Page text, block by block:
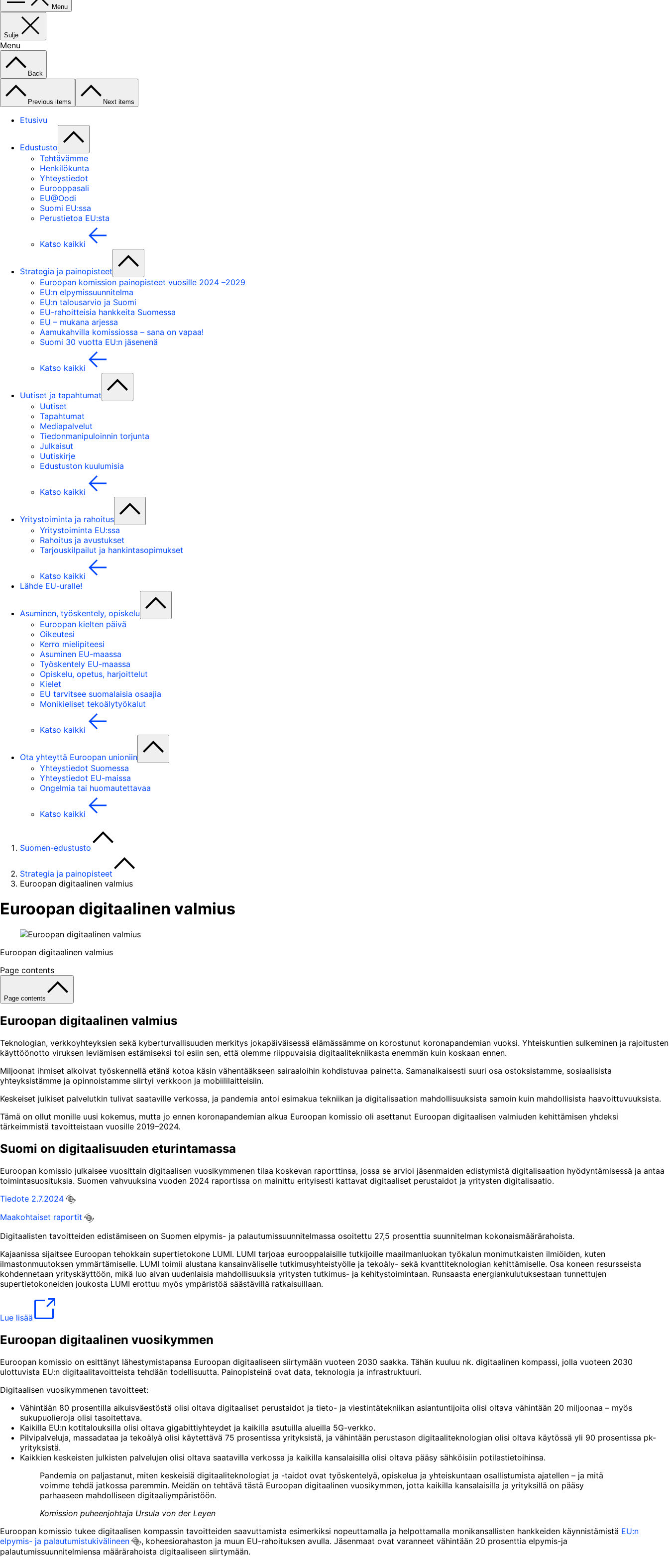
Menu
Sulje
Menu
Back
Previous items Next items
Etusivu
Edustusto
Tehtävämme
Henkilökunta
Yhteystiedot
Eurooppasali
EU@Oodi
Suomi EU:ssa
Perustietoa EU:sta
Katso kaikki
Strategia ja painopisteet
Euroopan komission painopisteet vuosille 2024 –2029
EU:n elpymissuunnitelma
EU:n talousarvio ja Suomi
EU-rahoitteisia hankkeita Suomessa
EU – mukana arjessa
Aamukahvilla komissiossa – sana on vapaa!
Suomi 30 vuotta EU:n jäsenenä
Katso kaikki
Uutiset ja tapahtumat
Uutiset
Tapahtumat
Mediapalvelut
Tiedonmanipuloinnin torjunta
Julkaisut
Uutiskirje
Edustuston kuulumisia
Katso kaikki
Yritystoiminta ja rahoitus
Yritystoiminta EU:ssa
Rahoitus ja avustukset
Tarjouskilpailut ja hankintasopimukset
Katso kaikki
Lähde EU-uralle!
Asuminen, työskentely, opiskelu
Euroopan kielten päivä
Oikeutesi
Kerro mielipiteesi
Asuminen EU-maassa
Työskentely EU-maassa
Opiskelu, opetus, harjoittelut
Kielet
EU tarvitsee suomalaisia osaajia
Monikieliset tekoälytyökalut
Katso kaikki
Ota yhteyttä Euroopan unioniin
Yhteystiedot Suomessa
Yhteystiedot EU-maissa
Ongelmia tai huomautettavaa
Katso kaikki
Suomen-edustusto
Strategia ja painopisteet
Euroopan digitaalinen valmius
Euroopan digitaalinen valmius
Euroopan digitaalinen valmius
Page contents
Page contents
Euroopan digitaalinen valmius
Teknologian, verkkoyhteyksien sekä kyberturvallisuuden merkitys jokapäiväisessä elämässämme on korostunut koronapandemian vuoksi. Yhteiskuntien sulkeminen ja rajoitusten
käyttöönotto viruksen leviämisen estämiseksi toi esiin sen, että olemme riippuvaisia digitaalitekniikasta enemmän kuin koskaan ennen.
Miljoonat ihmiset alkoivat työskennellä etänä kotoa käsin vähentääkseen sairaaloihin kohdistuvaa painetta. Samanaikaisesti suuri osa ostoksistamme, sosiaalisista
yhteyksistämme ja opinnoistamme siirtyi verkkoon ja mobiililaitteisiin.
Keskeiset julkiset palvelutkin tulivat saataville verkossa, ja pandemia antoi esimakua tekniikan ja digitalisaation mahdollisuuksista samoin kuin mahdollisista haavoittuvuuksista.
Tämä on ollut monille uusi kokemus, mutta jo ennen koronapandemian alkua Euroopan komissio oli asettanut Euroopan digitaalisen valmiuden kehittämisen yhdeksi
tärkeimmistä tavoitteistaan ​​vuosille 2019–2024.
Suomi on digitaalisuuden eturintamassa
Euroopan komissio julkaisee vuosittain digitaalisen vuosikymmenen tilaa koskevan raporttinsa, jossa se arvioi jäsenmaiden edistymistä digitalisaation hyödyntämisessä ja antaa
toimintasuosituksia. Suomen vahvuuksina vuoden 2024 raportissa on mainittu erityisesti kattavat digitaaliset perustaidot ja yritysten digitalisaatio.
Tiedote 2.7.2024
Maakohtaiset raportit
Digitaalisten tavoitteiden edistämiseen on Suomen elpymis- ja palautumissuunnitelmassa osoitettu 27,5 prosenttia suunnitelman kokonaismäärärahoista.
Kajaanissa sijaitsee Euroopan tehokkain supertietokone LUMI. LUMI tarjoaa eurooppalaisille tutkijoille maailmanluokan työkalun monimutkaisten ilmiöiden, kuten
ilmastonmuutoksen ymmärtämiselle. LUMI toimii alustana kansainväliselle tutkimusyhteistyölle ja tekoäly- sekä kvanttiteknologian kehittämiselle. Osa koneen resursseista
kohdennetaan yrityskäyttöön, mikä luo aivan uudenlaisia mahdollisuuksia yritysten tutkimus- ja kehitystoimintaan. Runsaasta energiankulutuksestaan tunnettujen
supertietokoneiden joukosta LUMI erottuu myös ympäristöä säästävillä ratkaisuillaan.
Lue lisää
Euroopan digitaalinen vuosikymmen
Euroopan komissio on esittänyt lähestymistapansa Euroopan digitaaliseen siirtymään vuoteen 2030 saakka. Tähän kuuluu nk. digitaalinen kompassi, jolla vuoteen 2030
ulottuvista EU:n digitaalitavoitteista tehdään todellisuutta. Painopisteinä ovat data, teknologia ja infrastruktuuri.
Digitaalisen vuosikymmenen tavoitteet:
Vähintään 80 prosentilla aikuisväestöstä olisi oltava digitaaliset perustaidot ja tieto- ja viestintätekniikan asiantuntijoita olisi oltava vähintään 20 miljoonaa – myös
sukupuolieroja olisi tasoitettava.
Kaikilla EU:n kotitalouksilla olisi oltava gigabittiyhteydet ja kaikilla asutuilla alueilla 5G-verkko.
Pilvipalveluja, massadataa ja tekoälyä olisi käytettävä 75 prosentissa yrityksistä, ja vähintään perustason digitaaliteknologian olisi oltava käytössä yli 90 prosentissa pk-
yrityksistä.
Kaikkien keskeisten julkisten palvelujen olisi oltava saatavilla verkossa ja kaikilla kansalaisilla olisi oltava pääsy sähköisiin potilastietoihinsa.
Pandemia on paljastanut, miten keskeisiä digitaaliteknologiat ja -taidot ovat työskentelyä, opiskelua ja yhteiskuntaan osallistumista ajatellen – ja mitä
voimme tehdä jatkossa paremmin. Meidän on tehtävä tästä Euroopan digitaalinen vuosikymmen, jotta kaikilla kansalaisilla ja yrityksillä on pääsy
parhaaseen mahdolliseen digitaaliympäristöön.
Komission puheenjohtaja Ursula von der Leyen
Euroopan komissio tukee digitaalisen kompassin tavoitteiden saavuttamista esimerkiksi nopeuttamalla ja helpottamalla monikansallisten hankkeiden käynnistämistä EU:n
elpymis- ja palautumistukivälineen
, koheesiorahaston ja muun EU-rahoituksen avulla. Jäsenmaat ovat varanneet vähintään 20 prosenttia elpymis-ja
palautumissuunnitelmiensa määrärahoista digitaaliseen siirtymään.